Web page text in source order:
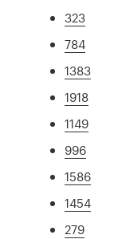
323
784
1383
1918
1149
996
1586
1454
279